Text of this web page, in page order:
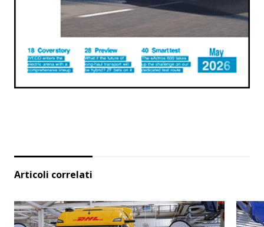
Articoli correlati